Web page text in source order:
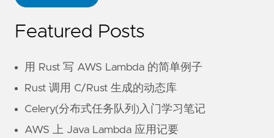
Featured Posts
用 Rust 写 AWS Lambda 的简单例子
Rust 调用 C/Rust 生成的动态库
Celery(分布式任务队列)入门学习笔记
AWS 上 Java Lambda 应用记要